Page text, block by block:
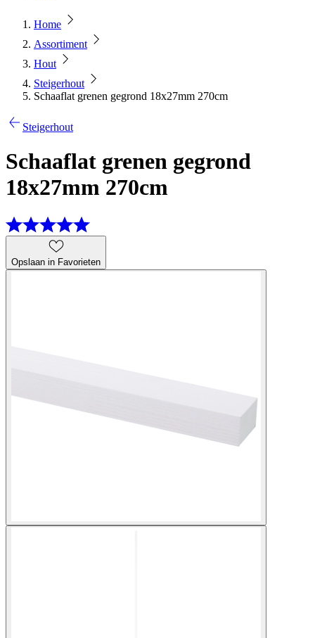
Home
Assortiment
Hout
Steigerhout
Schaaflat grenen gegrond 18x27mm 270cm
Steigerhout
Schaaflat grenen gegrond
18x27mm 270cm
Opslaan in Favorieten